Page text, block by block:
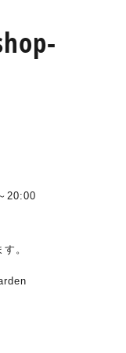
20:00
。